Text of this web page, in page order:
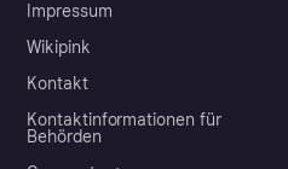
Impressum
Wikipink
Kontakt
Kontaktinformationen für
Behörden